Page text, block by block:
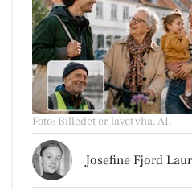
Foto: Billedet er lavet vha. AI.
Josefine Fjord